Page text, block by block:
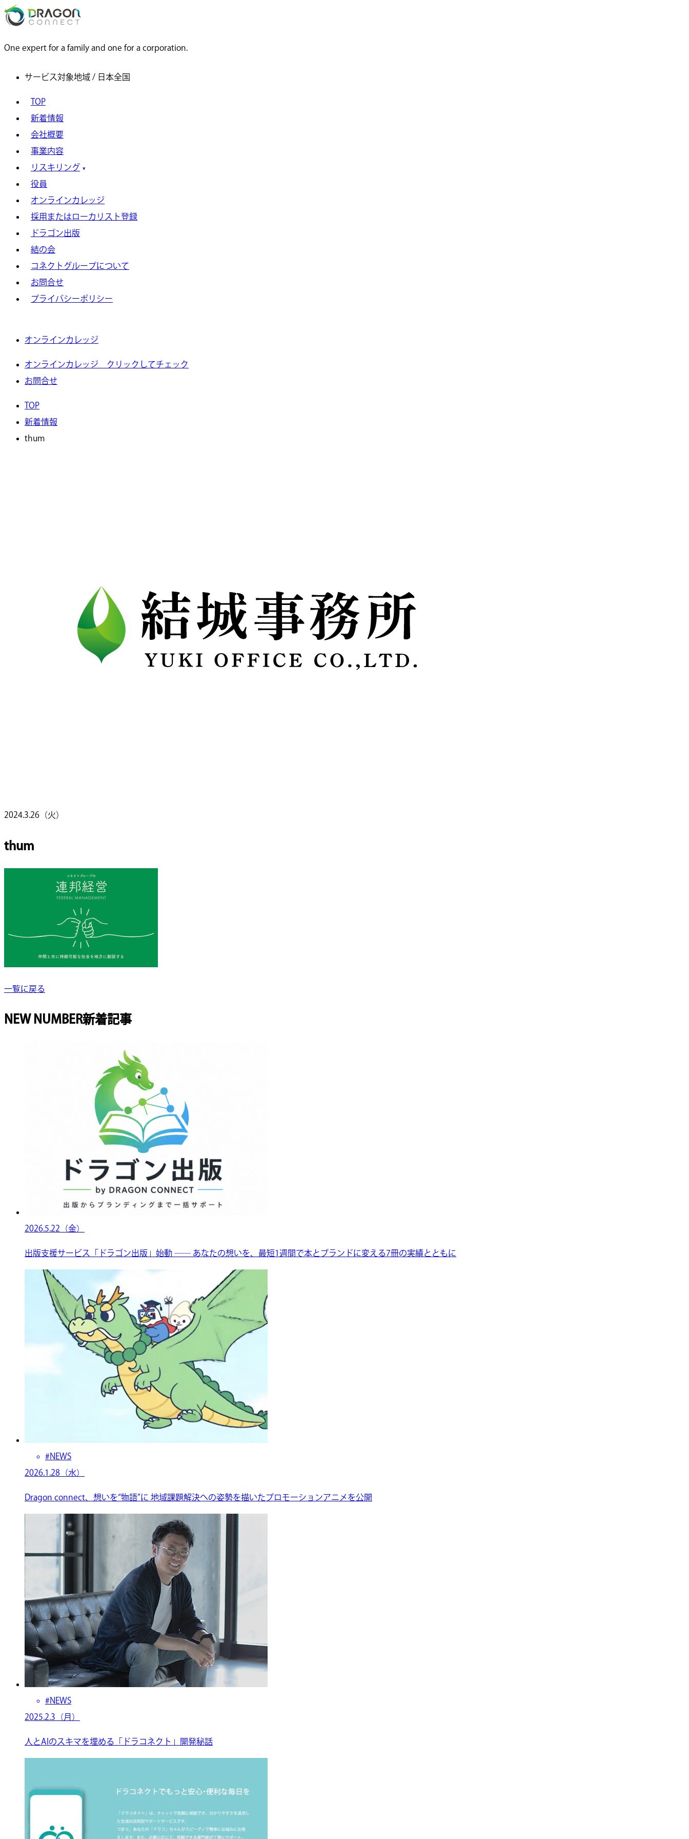
One expert for a family and one for a corporation.
サービス対象地域 / 日本全国
TOP
新着情報
会社概要
事業内容
リスキリング
役員
オンラインカレッジ
採用またはローカリスト登録
ドラゴン出版
結の会
コネクトグループについて
お問合せ
プライバシーポリシー
オンラインカレッジ
オンラインカレッジ クリックしてチェック
お問合せ
TOP
新着情報
thum
2024.3.26（火）
thum
一覧に戻る
NEW NUMBER新着記事
2026.5.22（金）
出版支援サービス「ドラゴン出版」始動 ── あなたの想いを、最短1週間で本とブランドに変える7冊の実績とともに
#NEWS
2026.1.28（水）
Dragon connect、想いを“物語”に 地域課題解決への姿勢を描いたプロモーションアニメを公開
#NEWS
2025.2.3（月）
人とAIのスキマを埋める「ドラコネクト」開発秘話